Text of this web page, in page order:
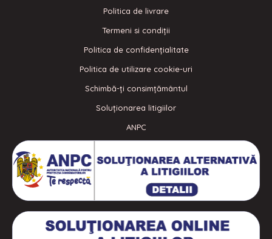
Politica de livrare
Termeni si condiţii
Politica de confidenţialitate
Politica de utilizare cookie-uri
Schimbă-ți consimțământul
Soluționarea litigiilor
ANPC